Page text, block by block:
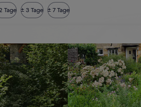
Tage ± 3 Tage ± 7 Tage